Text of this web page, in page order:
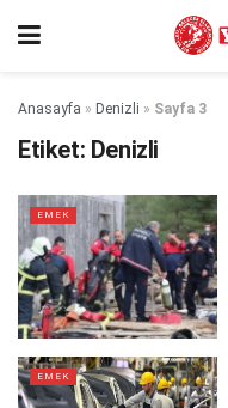
Anasayfa » Denizli » Sayfa 3
Etiket: Denizli
EMEK
EMEK